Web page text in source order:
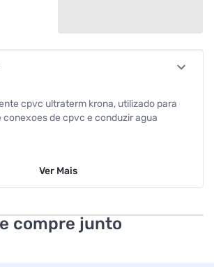
cpvc ultraterm krona, utilizado para
de cpvc e conduzir agua
Ver Mais
compre junto